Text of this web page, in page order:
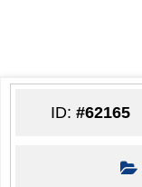
ID:#62165